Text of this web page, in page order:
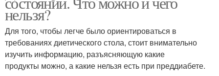
нельзя?
Для того, чтобы легче было ориентироваться в
требованиях диетического стола, стоит внимательно
изучить информацию, разъясняющую какие
продукты можно, а какие нельзя есть при преддиабете.